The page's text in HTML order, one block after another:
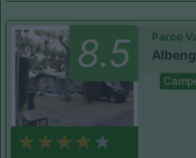
8.5 Parco